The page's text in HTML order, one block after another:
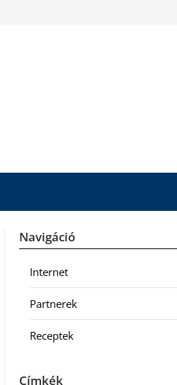
Navigáció
Internet
Partnerek
Receptek
Címkék